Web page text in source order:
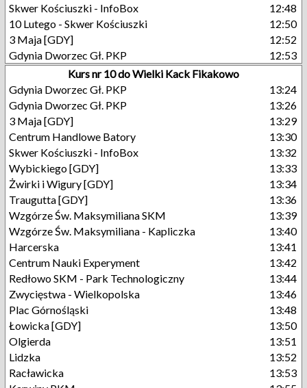
Skwer Kościuszki - InfoBox
12:48
10 Lutego - Skwer Kościuszki
12:50
3 Maja [GDY]
12:52
Gdynia Dworzec Gł. PKP
12:53
Kurs nr 10 do Wielki Kack Fikakowo
Gdynia Dworzec Gł. PKP
13:24
Gdynia Dworzec Gł. PKP
13:26
3 Maja [GDY]
13:29
Centrum Handlowe Batory
13:30
Skwer Kościuszki - InfoBox
13:32
Wybickiego [GDY]
13:33
Żwirki i Wigury [GDY]
13:34
Traugutta [GDY]
13:36
Wzgórze Św. Maksymiliana SKM
13:39
Wzgórze Św. Maksymiliana - Kapliczka
13:40
Harcerska
13:41
Centrum Nauki Experyment
13:42
Redłowo SKM - Park Technologiczny
13:44
Zwycięstwa - Wielkopolska
13:46
Plac Górnośląski
13:48
Łowicka [GDY]
13:50
Olgierda
13:51
Lidzka
13:52
Racławicka
13:53